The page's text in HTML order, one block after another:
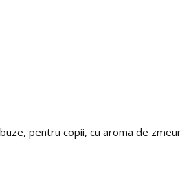
pentru copii, cu aroma de